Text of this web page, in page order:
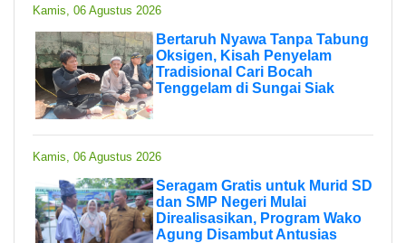
Kamis, 06 Agustus 2026
Bertaruh Nyawa Tanpa Tabung
Oksigen, Kisah Penyelam
Tradisional Cari Bocah
Tenggelam di Sungai Siak
Kamis, 06 Agustus 2026
Seragam Gratis untuk Murid SD
dan SMP Negeri Mulai
Direalisasikan, Program Wako
Agung Disambut Antusias